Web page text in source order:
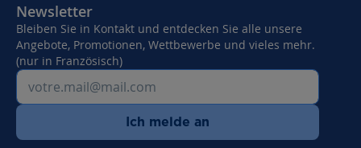
Newsletter
Bleiben Sie in Kontakt und entdecken Sie alle unsere
Angebote, Promotionen, Wettbewerbe und vieles mehr.
(nur in Französisch)
Ich melde an